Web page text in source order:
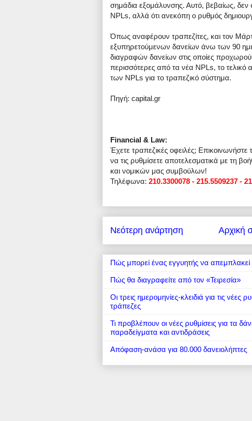
σημάδια εξομάλυνσης. Αυτό, βεβαίως, δεν
NPLs, αλλά ότι ανεκόπη ο ρυθμός
Όπως αναφέρουν τραπεζίτες, και τον
εξυπηρετούμενων δανείων άνω των 90
διαγραφών δανείων στις οποίες προχωρούν
περισσότερες από τα νέα NPLs, το τελικό
των NPLs για το τραπεζικό σύστημα.
Πηγή: capital.gr
Financial & Law:
Έχετε τραπεζικές οφειλές;
να τις ρυθμίσετε αποτελεσματικά με τη
και νομικών μας συμβούλων!
Τηλέφωνα: 210.3300078 - 215.5509237 -
Νεότερη ανάρτηση Αρχική
Πώς μπορεί ένας εγγυητής να απεμπλακεί
Πώς θα διαγραφείτε από τον «Τειρεσία»
Οι τρεις ημερομηνίες-κλειδιά για τις
τράπεζες
Τι προβλέπουν οι νέες ρυθμίσεις για τα
παραδείγματα και αντιδράσεις
Απόφαση-ανάσα για 80.000 δανειολήπτες